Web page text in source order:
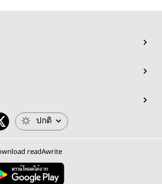
ปกติ
readAwrite